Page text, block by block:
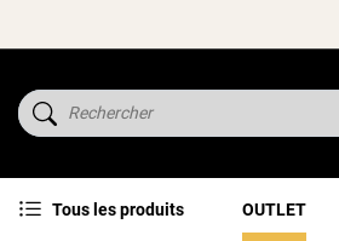
Tous les produits OUTLET